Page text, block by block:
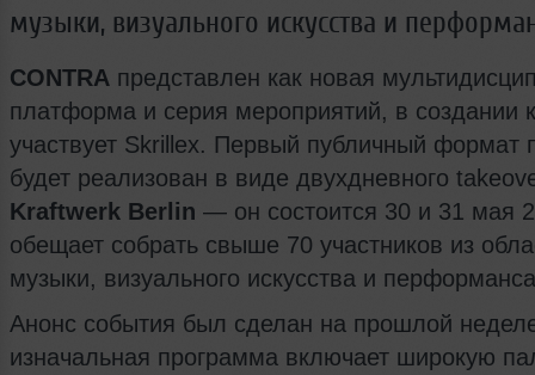
музыки, визуального искусства и
CONTRA представлен как новая
платформа и серия мероприятий, в создании
участвует Skrillex. Первый публичный формат
будет реализован в виде двухдневного
Kraftwerk Berlin — он состоится 30 и 31 мая
обещает собрать свыше 70 участников из
музыки, визуального искусства и
Анонс события был сделан на прошлой
изначальная программа включает широкую